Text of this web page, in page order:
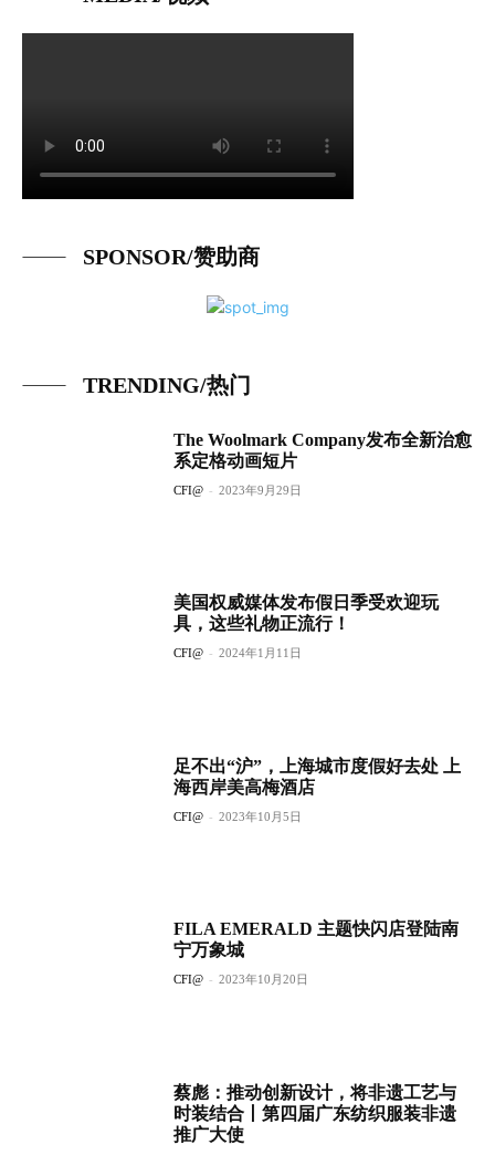
SPONSOR/赞助商
TRENDING/热门
The Woolmark Company发布全新治愈
系定格动画短片
CFI@ - 2023年9月29日
美国权威媒体发布假日季受欢迎玩
具，这些礼物正流行！
CFI@ - 2024年1月11日
足不出“沪”，上海城市度假好去处 上
海西岸美高梅酒店
CFI@ - 2023年10月5日
FILA EMERALD 主题快闪店登陆南
宁万象城
CFI@ - 2023年10月20日
蔡彪：推动创新设计，将非遗工艺与
时装结合丨第四届广东纺织服装非遗
推广大使